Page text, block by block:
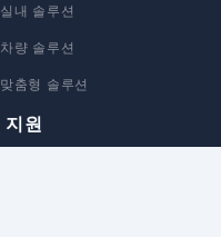
실내 솔루션
차량 솔루션
맞춤형 솔루션
지원